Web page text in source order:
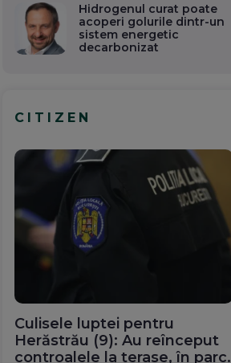
Hidrogenul curat poate
acoperi golurile dintr-un
sistem energetic
decarbonizat
CITIZEN
Culisele luptei pentru
Herăstrău (9): Au reînceput
controalele la terase, în parc.